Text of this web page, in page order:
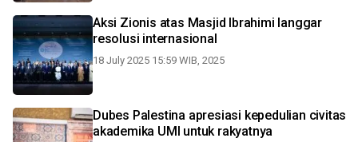
Aksi Zionis atas Masjid Ibrahimi langgar
resolusi internasional
18 July 2025 15:59 WIB, 2025
Dubes Palestina apresiasi kepedulian civitas
akademika UMI untuk rakyatnya